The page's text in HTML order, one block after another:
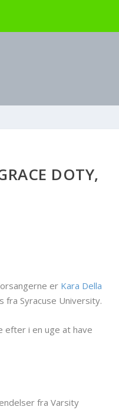
DOTY,
er Kara Della
Syracuse University.
efter i en uge at have
fra Varsity